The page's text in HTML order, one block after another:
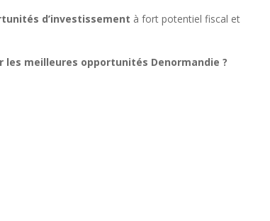
d’investissement à fort potentiel fiscal et
meilleures opportunités Denormandie ?